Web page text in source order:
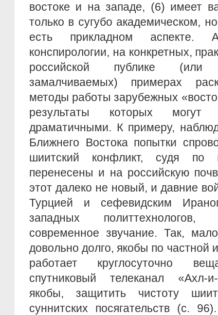
востоке и на западе, (6) имеет
только в сугубо академическом,
есть прикладном аспекте.
конспирологии, на конкретных,
российской публике (или
замалчиваемых) примерах
методы работы зарубежных
результаты которых могут
драматичными. К примеру,
Ближнего Востока попытки
шиитский конфликт, судя по
перенесены и на российскую
этот далеко не новый, и давние
Турцией и сефевидским
западных
современное звучание. Так,
довольно долго, якобы по частной
работает круглосуточно
спутниковый телеканал «Ахл-
якобы, защитить чистоту
суннитских посягательств (с.